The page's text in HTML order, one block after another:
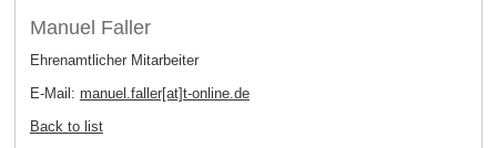
Manuel Faller
Ehrenamtlicher Mitarbeiter
E-Mail: manuel.faller[at]t-online.de
Back to list